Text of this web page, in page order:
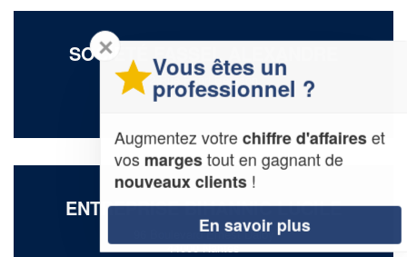
SOCIÉTÉ FASSEL ALEXANDRE
2 Rue Henri Bergson
44700 Orvault
ENTREPRISE BIHANNIC LUCILE
96 Boulevard Ernest Dalby
44000 Nantes
✕
Vous êtes un
professionnel ?
Augmentez votrechiffre d'affaireset
vosmargestout en gagnant de
nouveaux clients!
En savoir plus